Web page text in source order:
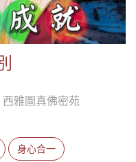
雅圖真佛密苑
身心合一